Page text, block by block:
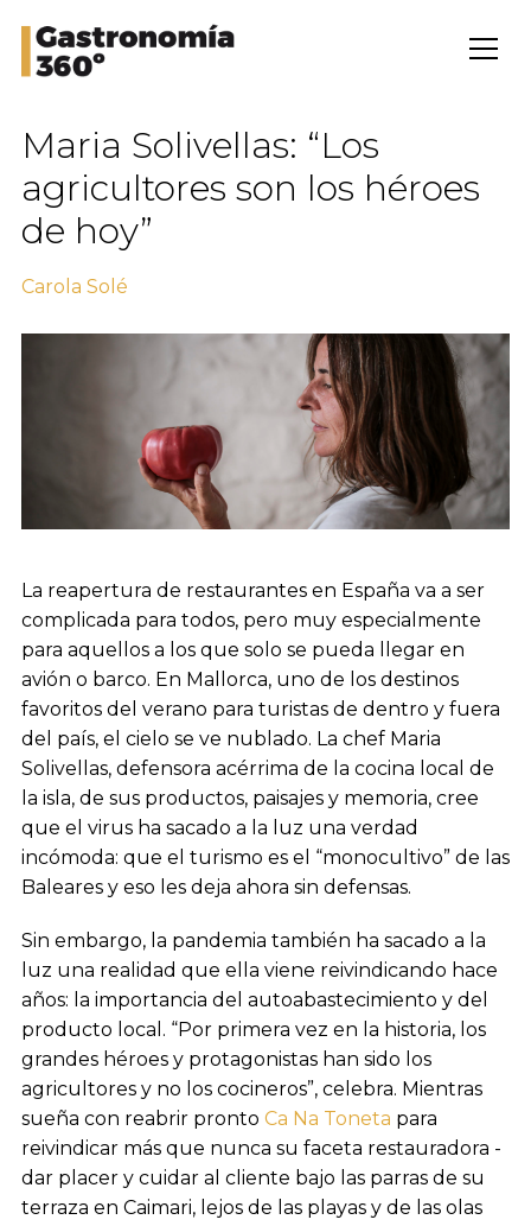
Maria Solivellas: “Los
agricultores son los héroes
de hoy”
Carola Solé
La reapertura de restaurantes en España va a ser
complicada para todos, pero muy especialmente
para aquellos a los que solo se pueda llegar en
avión o barco. En Mallorca, uno de los destinos
favoritos del verano para turistas de dentro y fuera
del país, el cielo se ve nublado. La chef Maria
Solivellas, defensora acérrima de la cocina local de
la isla, de sus productos, paisajes y memoria, cree
que el virus ha sacado a la luz una verdad
incómoda: que el turismo es el “monocultivo” de las
Baleares y eso les deja ahora sin defensas.
Sin embargo, la pandemia también ha sacado a la
luz una realidad que ella viene reivindicando hace
años: la importancia del autoabastecimiento y del
producto local. “Por primera vez en la historia, los
grandes héroes y protagonistas han sido los
agricultores y no los cocineros”, celebra. Mientras
sueña con reabrir pronto Ca Na Toneta para
reivindicar más que nunca su faceta restauradora -
dar placer y cuidar al cliente bajo las parras de su
terraza en Caimari, lejos de las playas y de las olas